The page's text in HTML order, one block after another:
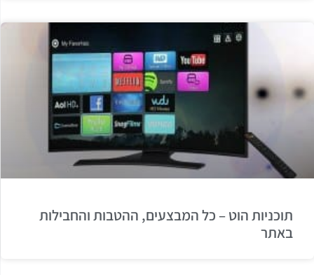
תוכניות הוט – כל המבצעים, ההטבות והחבילות
באתר